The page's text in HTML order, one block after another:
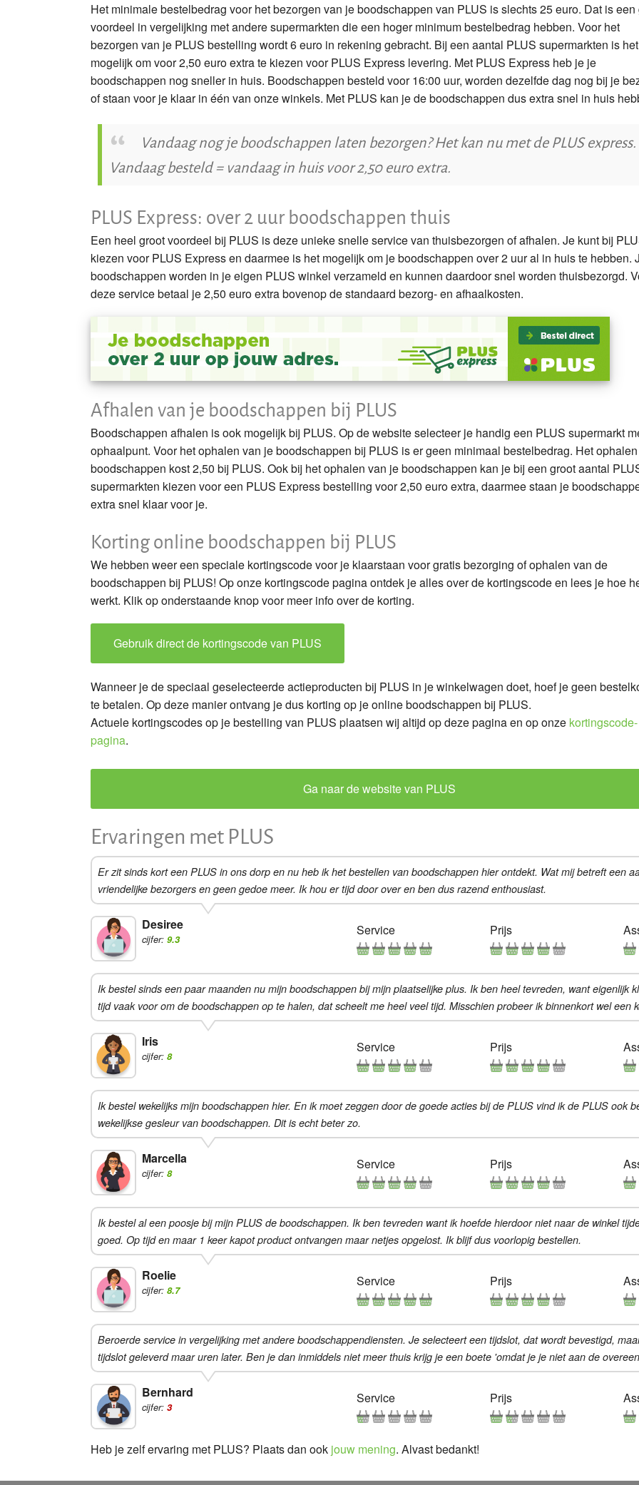
Het minimale bestelbedrag voor het bezorgen van je boodschappen van PLUS is slechts 25 euro. Dat is een
voordeel in vergelijking met andere supermarkten die een hoger minimum bestelbedrag hebben. Voor het
bezorgen van je PLUS bestelling wordt 6 euro in rekening gebracht. Bij een aantal PLUS supermarkten is
mogelijk om voor 2,50 euro extra te kiezen voor PLUS Express levering. Met PLUS Express heb je je
boodschappen nog sneller in huis. Boodschappen besteld voor 16:00 uur, worden dezelfde dag nog bij je
of staan voor je klaar in één van onze winkels. Met PLUS kan je de boodschappen dus extra snel in huis
Vandaag nog je boodschappen laten bezorgen? Het kan nu met de PLUS express.
Vandaag besteld = vandaag in huis voor 2,50 euro extra.
PLUS Express: over 2 uur boodschappen thuis
Een heel groot voordeel bij PLUS is deze unieke snelle service van thuisbezorgen of afhalen. Je kunt bij
kiezen voor PLUS Express en daarmee is het mogelijk om je boodschappen over 2 uur al in huis te hebben.
boodschappen worden in je eigen PLUS winkel verzameld en kunnen daardoor snel worden thuisbezorgd.
deze service betaal je 2,50 euro extra bovenop de standaard bezorg- en afhaalkosten.
Afhalen van je boodschappen bij PLUS
Boodschappen afhalen is ook mogelijk bij PLUS. Op de website selecteer je handig een PLUS supermarkt
ophaalpunt. Voor het ophalen van je boodschappen bij PLUS is er geen minimaal bestelbedrag. Het
boodschappen kost 2,50 bij PLUS. Ook bij het ophalen van je boodschappen kan je bij een groot aantal
supermarkten kiezen voor een PLUS Express bestelling voor 2,50 euro extra, daarmee staan je
extra snel klaar voor je.
Korting online boodschappen bij PLUS
We hebben weer een speciale kortingscode voor je klaarstaan voor gratis bezorging of ophalen van de
boodschappen bij PLUS! Op onze kortingscode pagina ontdek je alles over de kortingscode en lees je hoe
werkt. Klik op onderstaande knop voor meer info over de korting.
Gebruik direct de kortingscode van PLUS
Wanneer je de speciaal geselecteerde actieproducten bij PLUS in je winkelwagen doet, hoef je geen
te betalen. Op deze manier ontvang je dus korting op je online boodschappen bij PLUS.
Actuele kortingscodes op je bestelling van PLUS plaatsen wij altijd op deze pagina en op onze kortingscode-
pagina.
Ga naar de website van PLUS
Ervaringen met PLUS
Er zit sinds kort een PLUS in ons dorp en nu heb ik het bestellen van boodschappen hier ontdekt. Wat mij betreft een
vriendelijke bezorgers en geen gedoe meer. Ik hou er tijd door over en ben dus razend enthousiast.
Desiree
cijfer: 9.3
Service Prijs
Ik bestel sinds een paar maanden nu mijn boodschappen bij mijn plaatselijke plus. Ik ben heel tevreden, want eigenlijk
tijd vaak voor om de boodschappen op te halen, dat scheelt me heel veel tijd. Misschien probeer ik binnenkort wel een
Iris
cijfer: 8
Service Prijs
Ik bestel wekelijks mijn boodschappen hier. En ik moet zeggen door de goede acties bij de PLUS vind ik de PLUS ook
wekelijkse gesleur van boodschappen. Dit is echt beter zo.
Marcella
cijfer: 8
Service Prijs
Ik bestel al een poosje bij mijn PLUS de boodschappen. Ik ben tevreden want ik hoefde hierdoor niet naar de winkel
goed. Op tijd en maar 1 keer kapot product ontvangen maar netjes opgelost. Ik blijf dus voorlopig bestellen.
Roelie
cijfer: 8.7
Service Prijs
Beroerde service in vergelijking met andere boodschappendiensten. Je selecteert een tijdslot, dat wordt bevestigd,
tijdslot geleverd maar uren later. Ben je dan inmiddels niet meer thuis krijg je een boete 'omdat je je niet aan de
Bernhard
cijfer: 3
Service Prijs
Heb je zelf ervaring met PLUS? Plaats dan ook jouw mening. Alvast bedankt!